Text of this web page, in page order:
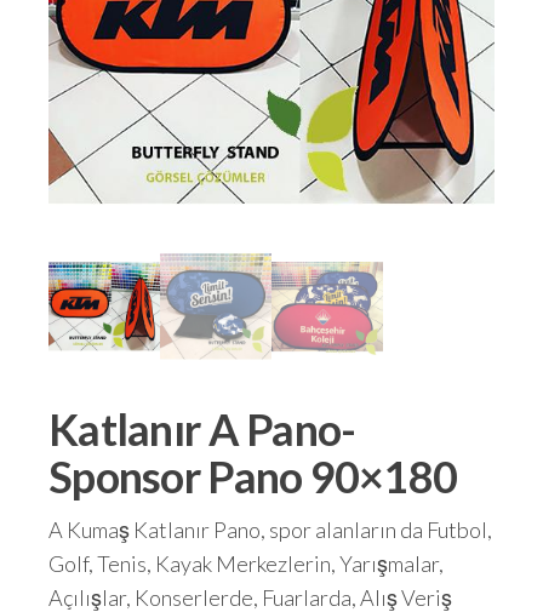
Katlanır A Pano-
Sponsor Pano 90×180
A Kumaş Katlanır Pano, spor alanların da Futbol,
Golf, Tenis, Kayak Merkezlerin, Yarışmalar,
Açılışlar, Konserlerde, Fuarlarda, Alış Veriş